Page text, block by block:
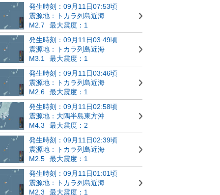
発生時刻：09月11日07:53頃
震源地：トカラ列島近海
M2.7
最大震度：1
発生時刻：09月11日03:49頃
震源地：トカラ列島近海
M3.1
最大震度：1
発生時刻：09月11日03:46頃
震源地：トカラ列島近海
M2.6
最大震度：1
発生時刻：09月11日02:58頃
震源地：大隅半島東方沖
M4.3
最大震度：2
発生時刻：09月11日02:39頃
震源地：トカラ列島近海
M2.5
最大震度：1
発生時刻：09月11日01:01頃
震源地：トカラ列島近海
M2.3
最大震度：1